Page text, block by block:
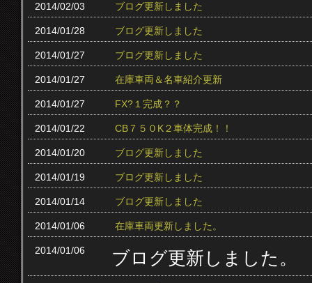
2014/02/03 ブログ更新しました
2014/01/28 ブログ更新しました
2014/01/27 ブログ更新しました
2014/01/27 在庫車両＆名車紹介更新
2014/01/27 FX?１完成？？
2014/01/22 CB７５０K２車体完成！！
2014/01/20 ブログ更新しました
2014/01/19 ブログ更新しました
2014/01/14 ブログ更新しました
2014/01/06 在庫車両更新しました。
2014/01/06 ブログ更新しました。